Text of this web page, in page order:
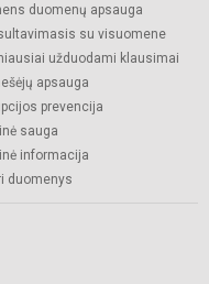
duomenų apsauga
su visuomene
užduodami klausimai
apsauga
prevencija
sauga
informacija
duomenys